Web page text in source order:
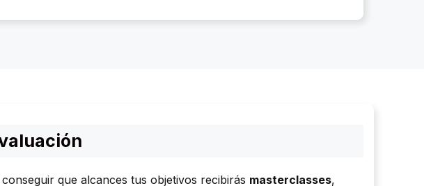
que alcances tus objetivos recibirás masterclasses,